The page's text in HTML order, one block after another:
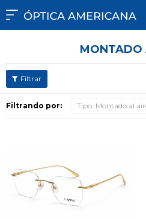

MONTADO
Filtrando por: Tipo: Montado al